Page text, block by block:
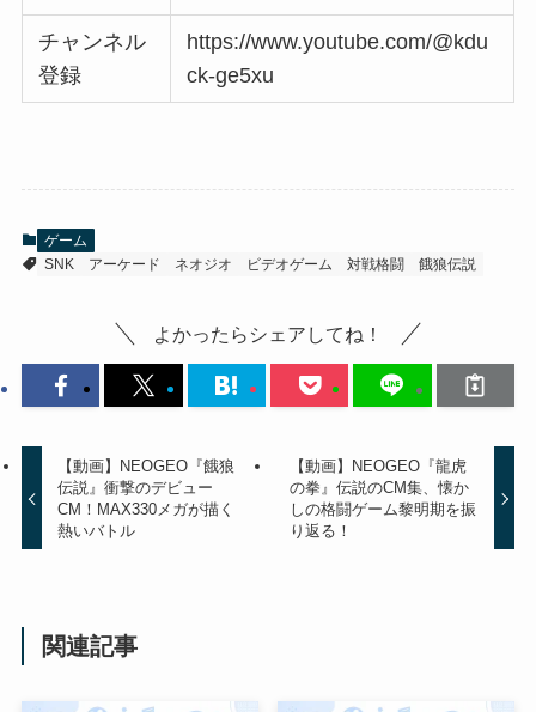
チャンネル
登録
https://www.youtube.com/@kdu
ck-ge5xu
ゲーム
SNK
アーケード ネオジオ ビデオゲーム 対戦格闘 餓狼伝説
よかったらシェアしてね！
【動画】NEOGEO『餓狼
伝説』衝撃のデビュー
CM！MAX330メガが描く
熱いバトル
【動画】NEOGEO『龍虎
の拳』伝説のCM集、懐か
しの格闘ゲーム黎明期を振
り返る！
関連記事